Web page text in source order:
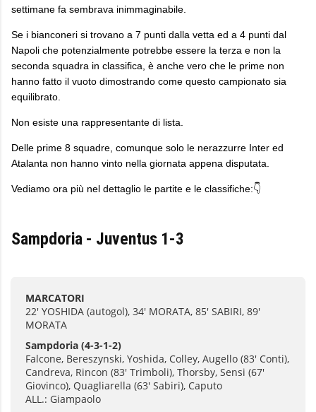
settimane fa sembrava inimmaginabile.
Se i bianconeri si trovano a 7 punti dalla vetta ed a 4 punti dal
Napoli che potenzialmente potrebbe essere la terza e non la
seconda squadra in classifica, è anche vero che le prime non
hanno fatto il vuoto dimostrando come questo campionato sia
equilibrato.
Non esiste una rappresentante di lista.
Delle prime 8 squadre, comunque solo le nerazzurre Inter ed
Atalanta non hanno vinto nella giornata appena disputata.
Vediamo ora più nel dettaglio le partite e le classifiche:👇
Sampdoria - Juventus 1-3
MARCATORI
22' YOSHIDA (autogol), 34' MORATA, 85' SABIRI, 89'
MORATA
Sampdoria (4-3-1-2)
Falcone, Bereszynski, Yoshida, Colley, Augello (83' Conti),
Candreva, Rincon (83' Trimboli), Thorsby, Sensi (67'
Giovinco), Quagliarella (63' Sabiri), Caputo
ALL.: Giampaolo